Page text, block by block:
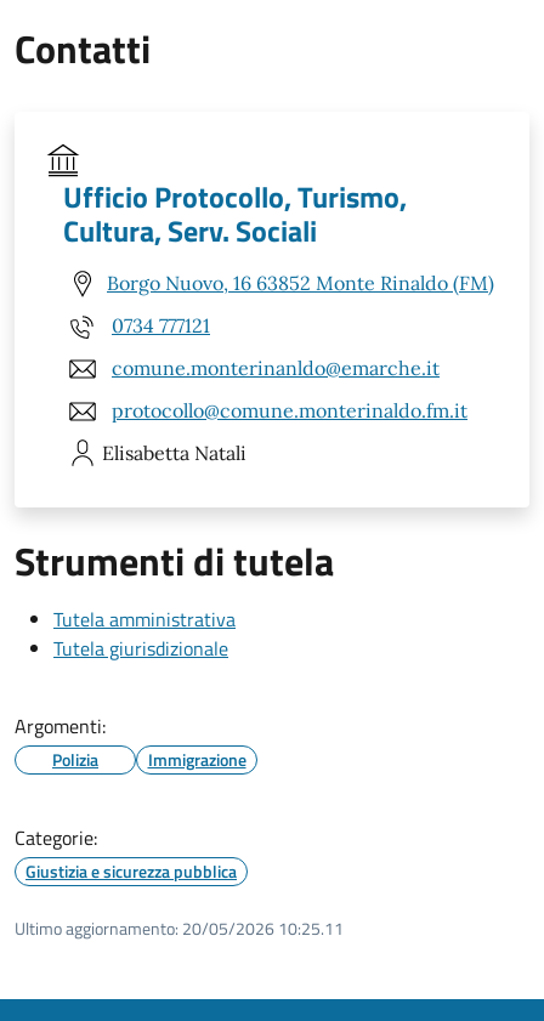
Contatti
Ufficio Protocollo, Turismo,
Cultura, Serv. Sociali
Borgo Nuovo, 16 63852 Monte Rinaldo (FM)
0734 777121
comune.monterinanldo@emarche.it
protocollo@comune.monterinaldo.fm.it
Elisabetta Natali
Strumenti di tutela
Tutela amministrativa
Tutela giurisdizionale
Argomenti:
Polizia Immigrazione
Categorie:
Giustizia e sicurezza pubblica
Ultimo aggiornamento: 20/05/2026 10:25.11